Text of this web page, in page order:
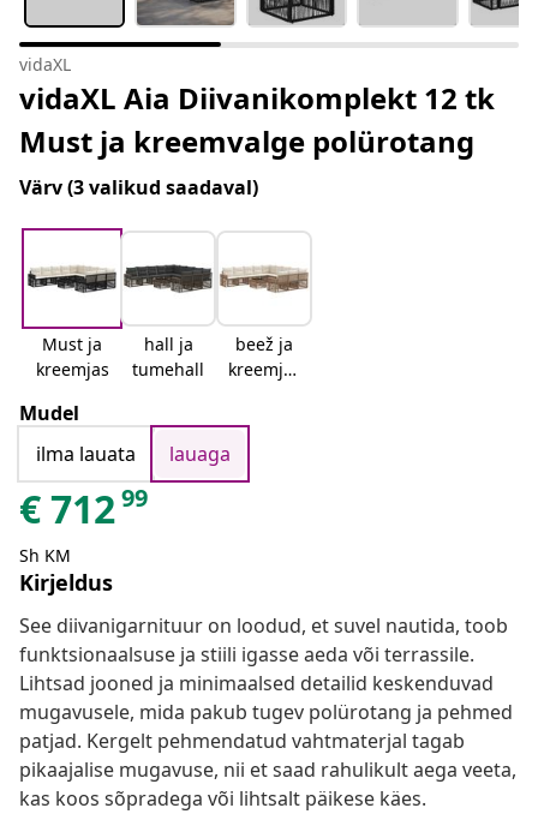
vidaXL
vidaXL Aia Diivanikomplekt 12 tk
Must ja kreemvalge polürotang
Värv(3 valikud saadaval)
Must ja
kreemjas
hall ja
tumehall
beež ja
kreemjas
Mudel
ilma lauata
lauaga
€71299
Sh KM
Kirjeldus
See diivanigarnituur on loodud, et suvel nautida, toob
funktsionaalsuse ja stiili igasse aeda või terrassile.
Lihtsad jooned ja minimaalsed detailid keskenduvad
mugavusele, mida pakub tugev polürotang ja pehmed
patjad. Kergelt pehmendatud vahtmaterjal tagab
pikaajalise mugavuse, nii et saad rahulikult aega veeta,
kas koos sõpradega või lihtsalt päikese käes.